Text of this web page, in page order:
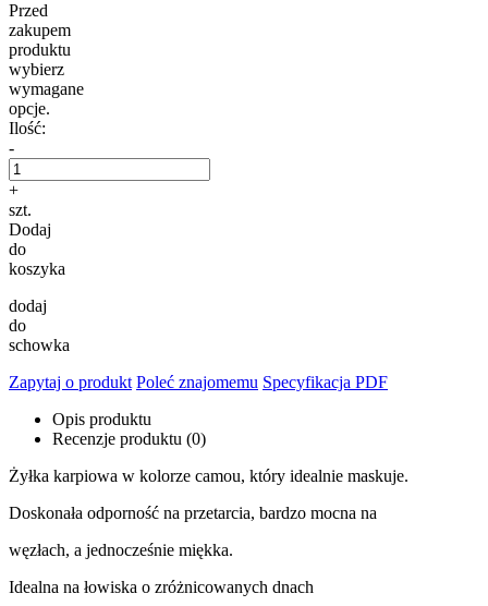
Przed
zakupem
produktu
wybierz
wymagane
opcje.
Ilość:
-
+
szt.
Dodaj
do
koszyka
dodaj
do
schowka
Zapytaj o produkt Poleć znajomemu Specyfikacja PDF
Opis produktu
Recenzje produktu (0)
Żyłka karpiowa w kolorze camou, który idealnie maskuje.
Doskonała odporność na przetarcia, bardzo mocna na
węzłach, a jednocześnie miękka.
Idealna na łowiska o zróżnicowanych dnach